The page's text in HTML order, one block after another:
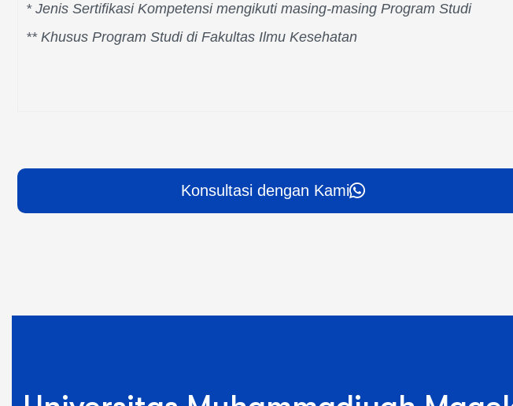
* Jenis Sertifikasi Kompetensi mengikuti masing-masing Program Studi
** Khusus Program Studi di Fakultas Ilmu Kesehatan
Konsultasi dengan Kami